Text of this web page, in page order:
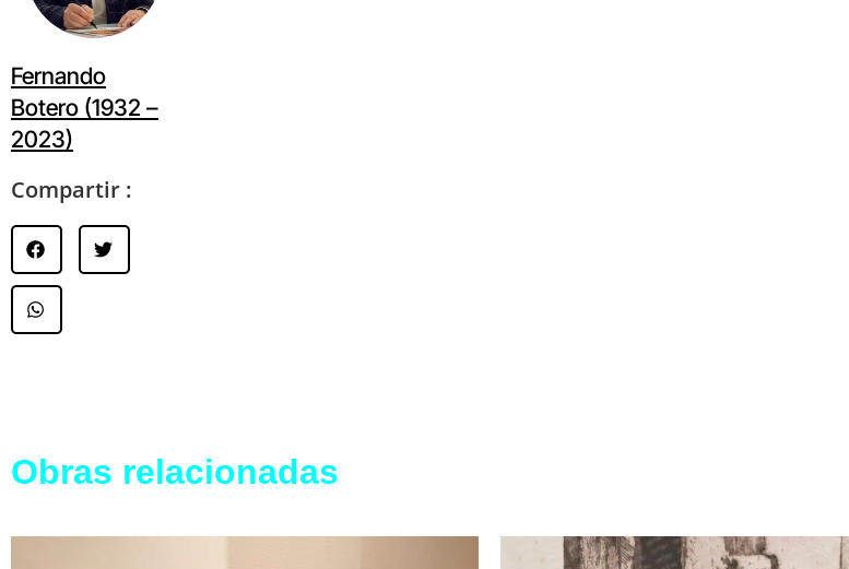
Fernando
Botero (1932 –
2023)
Compartir :
Obras relacionadas